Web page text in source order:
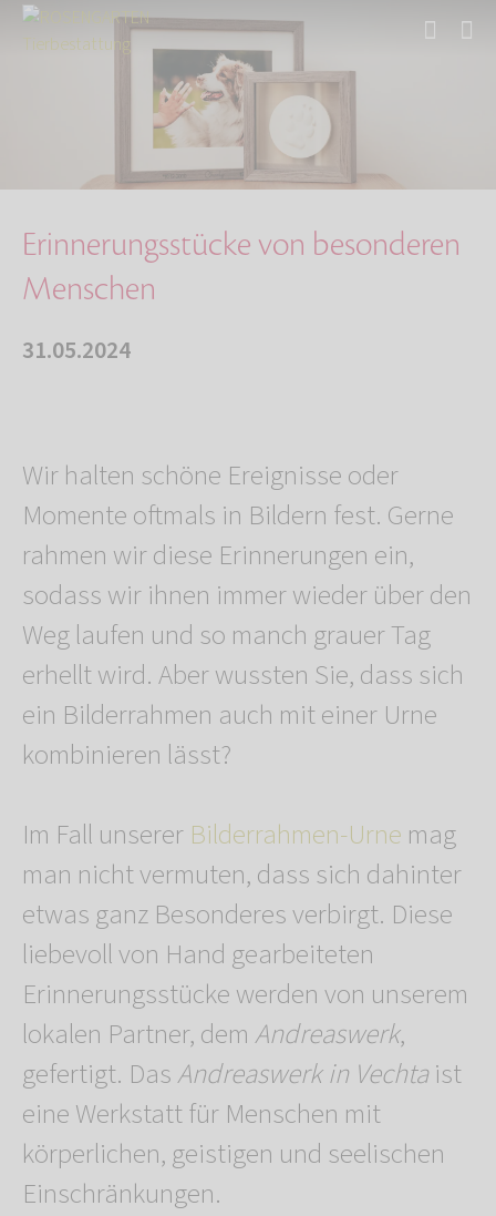
Aktuelles
Erinnerungsstücke von besonderen Menschen
Erinnerungsstücke von besonderen
Menschen
31.05.2024
Wir halten schöne Ereignisse oder
Momente oftmals in Bildern fest. Gerne
rahmen wir diese Erinnerungen ein,
sodass wir ihnen immer wieder über den
Weg laufen und so manch grauer Tag
erhellt wird. Aber wussten Sie, dass sich
ein Bilderrahmen auch mit einer Urne
kombinieren lässt?
Im Fall unserer Bilderrahmen-Urne mag
man nicht vermuten, dass sich dahinter
etwas ganz Besonderes verbirgt. Diese
liebevoll von Hand gearbeiteten
Erinnerungsstücke werden von unserem
lokalen Partner, demAndreaswerk,
gefertigt. DasAndreaswerk in Vechtaist
eine Werkstatt für Menschen mit
körperlichen, geistigen und seelischen
Einschränkungen.